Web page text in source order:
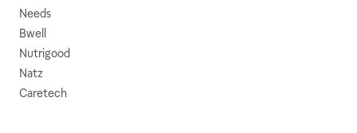
Needs
Bwell
Nutrigood
Natz
Caretech